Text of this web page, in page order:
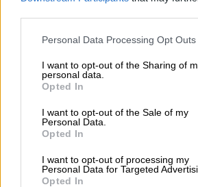
Please note that this website/app uses
not limited to your visit or usage
grant or deny consent to Google and its
use your data for below specified
consent section.
Personal Data Processing Opt Outs
I want to opt-out of the Sharing of
personal data.
Opted In
I want to opt-out of the Sale of my
Personal Data.
Opted In
I want to opt-out of processing my
Personal Data for Targeted
Opted In
Το χιουμοριστικό βίντεο
«Η Άννα δεν μιλάει ξύλινα» -
όμως!»